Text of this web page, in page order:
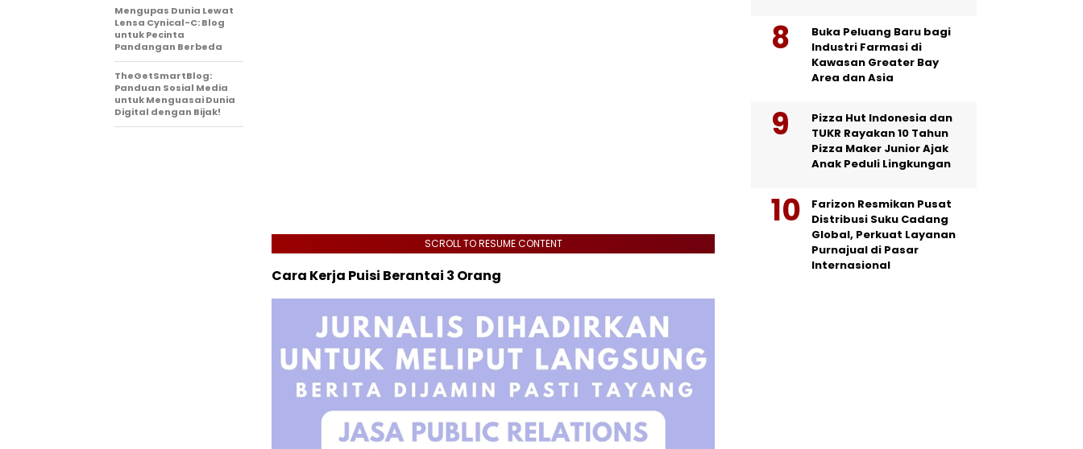
SCROLL TO RESUME CONTENT
Cara Kerja Puisi Berantai 3 Orang
Mengupas Dunia Lewat
Lensa Cynical-C: Blog
untuk Pecinta
Pandangan Berbeda
TheGetSmartBlog:
Panduan Sosial Media
untuk Menguasai Dunia
Digital dengan Bijak!
Buka Peluang Baru bagi
Industri Farmasi di
Kawasan Greater Bay
Area dan Asia
Pizza Hut Indonesia dan
TUKR Rayakan 10 Tahun
Pizza Maker Junior Ajak
Anak Peduli Lingkungan
Farizon Resmikan Pusat
Distribusi Suku Cadang
Global, Perkuat Layanan
Purnajual di Pasar
Internasional